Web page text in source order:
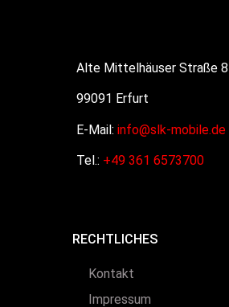
Alte Mittelhäuser Straße 8
99091 Erfurt
E-Mail: info@slk-mobile.de
Tel.: +49 361 6573700
RECHTLICHES
Kontakt
Impressum